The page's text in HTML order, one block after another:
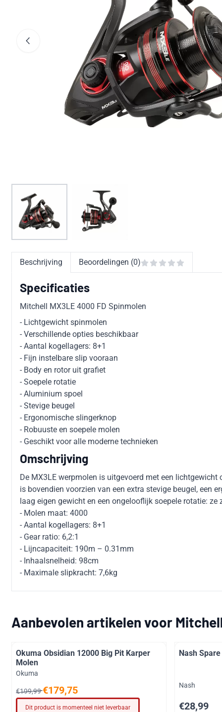
Beschrijving Beoordelingen (0)
Specificaties
Mitchell MX3LE 4000 FD Spinmolen
- Lichtgewicht spinmolen
- Verschillende opties beschikbaar
- Aantal kogellagers: 8+1
- Fijn instelbare slip vooraan
- Body en rotor uit grafiet
- Soepele rotatie
- Aluminium spoel
- Stevige beugel
- Ergonomische slingerknop
- Robuuste en soepele molen
- Geschikt voor alle moderne technieken
Omschrijving
De MX3LE werpmolen is uitgevoerd met een
is bovendien voorzien van een extra stevige beugel, een
laag eigen gewicht en een ongelooflijk soepele rotatie:
- Molen maat: 4000
- Aantal kogellagers: 8+1
- Gear ratio: 6,2:1
- Lijncapaciteit: 190m – 0.31mm
- Inhaalsnelheid: 98cm
- Maximale slipkracht: 7,6kg
Aanbevolen artikelen voor
Okuma Obsidian 12000 Big Pit Karper
Molen
Merk:
Okuma
Van 199,99 voor 179,75
€199,99€179,75
Dit product is momenteel niet leverbaar
Nash
Merk:
Nash
Prijs: 28,99
€28,99